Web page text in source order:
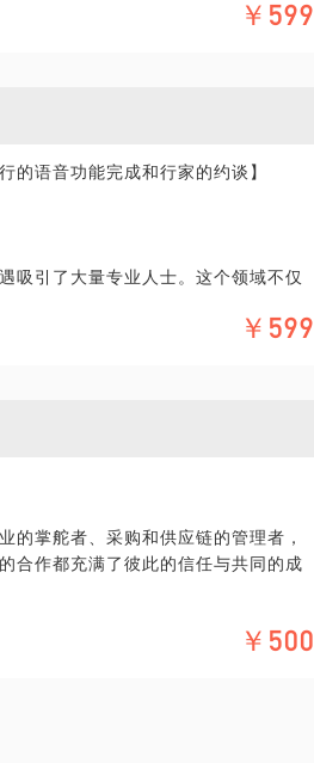
工作起步，到成为1千人德国工厂采购
购和采购模式解决方案。协助CEO识
整个供应链网络中形成响应市场变化
构建机制。
风险点，识别关键提升路径：结合数
策略；引入成熟采购方法论与策略工
；构建具备自我优化能力的人才与流
￥599
的语音功能完成和行家的约谈】
吸引了大量专业人士。这个领域不仅
应变能力和跨职能协作意识。
化的敏锐度，积极参与供应链优化和
键在于个人能力的持续优化与积累。
重要，但培养快速适应和解决问题的
￥599
的掌舵者、采购和供应链的管理者，
合作都充满了彼此的信任与共同的成
如此。在与大家的交流中，见证了你
￥500